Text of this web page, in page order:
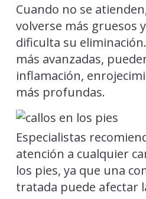
Cuando no se
volverse más gruesos
dificulta su
más avanzadas,
inflamación,
más profundas.
Especialistas
atención a cualquier
los pies, ya que una
tratada puede afectar